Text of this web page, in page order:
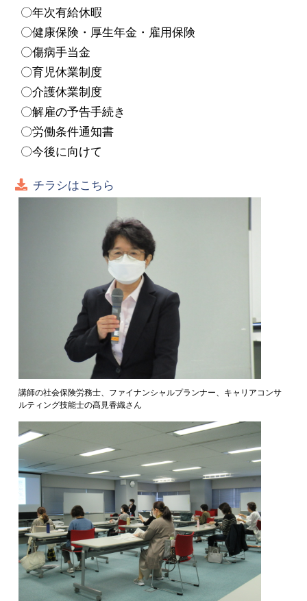
〇年次有給休暇
〇健康保険・厚生年金・雇用保険
〇傷病手当金
〇育児休業制度
〇介護休業制度
〇解雇の予告手続き
〇労働条件通知書
〇今後に向けて
チラシはこちら
講師の社会保険労務士、ファイナンシャルプランナー、キャリアコンサ
ルティング技能士の髙見香織さん